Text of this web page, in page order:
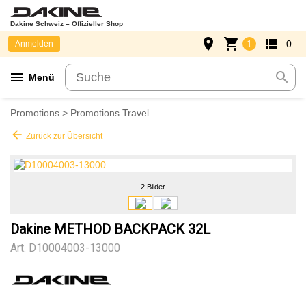
Dakine Schweiz – Offizieller Shop
menu Menü search
Anmelden place shopping_cart 1 view_list 0
Promotions > Promotions Travel
arrow_back Zurück zur Übersicht
2 Bilder
Dakine METHOD BACKPACK 32L
Art. D10004003-13000